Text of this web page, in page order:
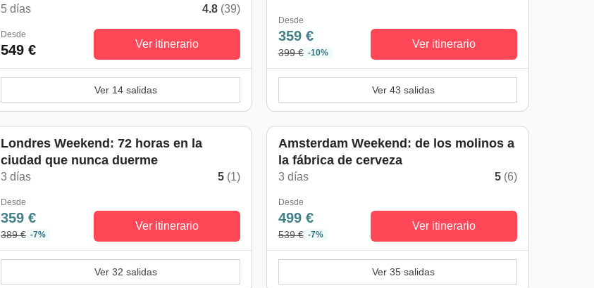
5 días 4.8 (39)
Desde
549 € Ver itinerario
Ver 14 salidas
Desde
359 €
399 € -10%
Ver itinerario
Ver 43 salidas
Londres Weekend: 72 horas en la
ciudad que nunca duerme
3 días 5 (1)
Desde
359 €
389 € -7%
Ver itinerario
Ver 32 salidas
Amsterdam Weekend: de los molinos a
la fábrica de cerveza
3 días 5 (6)
Desde
499 €
539 € -7%
Ver itinerario
Ver 35 salidas